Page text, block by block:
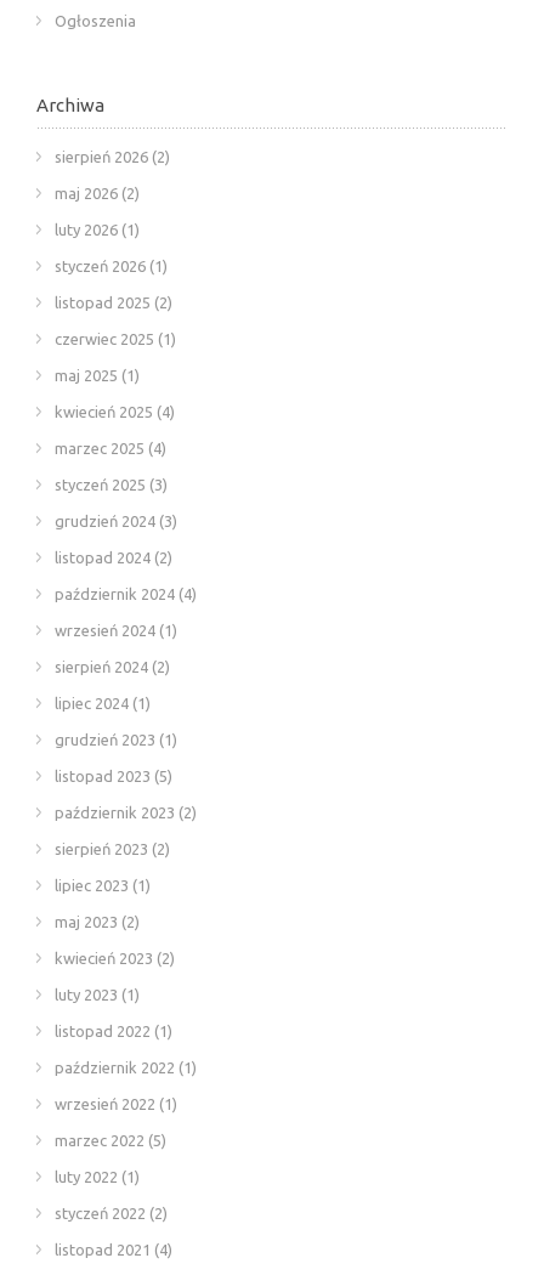
Ogłoszenia
Archiwa
sierpień 2026 (2)
maj 2026 (2)
luty 2026 (1)
styczeń 2026 (1)
listopad 2025 (2)
czerwiec 2025 (1)
maj 2025 (1)
kwiecień 2025 (4)
marzec 2025 (4)
styczeń 2025 (3)
grudzień 2024 (3)
listopad 2024 (2)
październik 2024 (4)
wrzesień 2024 (1)
sierpień 2024 (2)
lipiec 2024 (1)
grudzień 2023 (1)
listopad 2023 (5)
październik 2023 (2)
sierpień 2023 (2)
lipiec 2023 (1)
maj 2023 (2)
kwiecień 2023 (2)
luty 2023 (1)
listopad 2022 (1)
październik 2022 (1)
wrzesień 2022 (1)
marzec 2022 (5)
luty 2022 (1)
styczeń 2022 (2)
listopad 2021 (4)